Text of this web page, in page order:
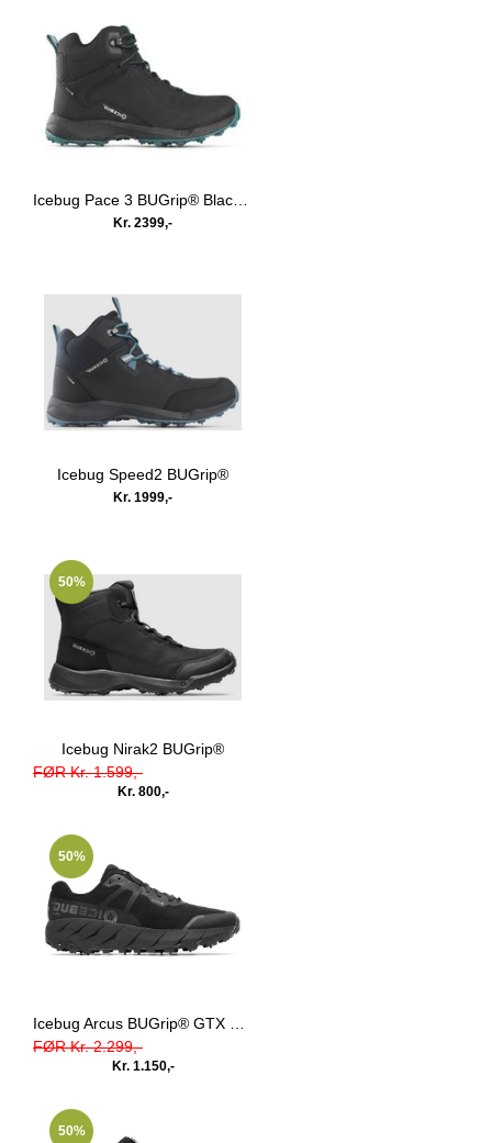
Icebug Pace 3 BUGrip® Black/Teal
Kr. 2399,-
Icebug Speed2 BUGrip®
Kr. 1999,-
50%
Icebug Nirak2 BUGrip®
FØR Kr. 1.599,-
Kr. 800,-
50%
Icebug Arcus BUGrip® GTX True Black
FØR Kr. 2.299,-
Kr. 1.150,-
50%